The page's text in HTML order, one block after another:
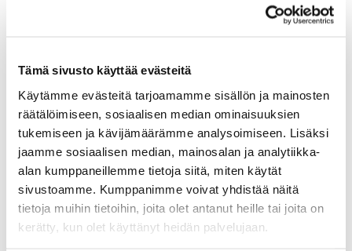
Tämä sivusto käyttää evästeitä
Käytämme evästeitä tarjoamamme sisällön ja mainosten
räätälöimiseen, sosiaalisen median ominaisuuksien
tukemiseen ja kävijämäärämme analysoimiseen. Lisäksi
jaamme sosiaalisen median, mainosalan ja analytiikka-
alan kumppaneillemme tietoja siitä, miten käytät
sivustoamme. Kumppanimme voivat yhdistää näitä
tietoja muihin tietoihin, joita olet antanut heille tai joita on
kerätty, kun olet käyttänyt heidän palvelujaan.
PGK:n miesten ja naisten seuran mestaruudesta pelataan
03.08.
Golfshop Open 27r
03.08.
Titleist demopäivä 14.8. klo 12-18